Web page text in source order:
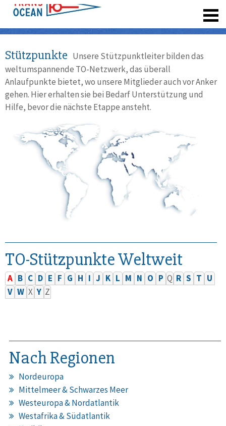
Stützpunkte Unsere Stützpunktleiter bilden das
weltumspannende TO-Netzwerk, das überall
Anlaufpunkte bietet, wo unsere Mitglieder auch vor Anker
gehen. Hier erhalten sie bei Bedarf Unterstützung und
Hilfe, bevor die nächste Etappe ansteht.
TO-Stützpunkte Weltweit
A B C D E F G H I J K L M N O P Q R S T U
V W X Y Z
Nach Regionen
Nordeuropa
Mittelmeer & Schwarzes Meer
Westeuropa & Nordatlantik
Westafrika & Südatlantik